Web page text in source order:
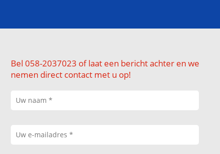
Bel 058-2037023 of laat een bericht achter en we
nemen direct contact met u op!